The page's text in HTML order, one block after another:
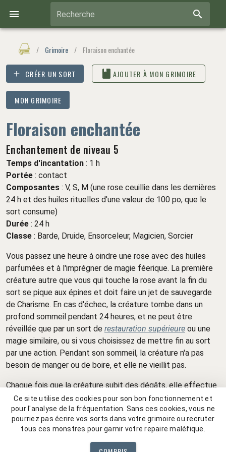
Recherche
/ Grimoire / Floraison enchantée
CRÉER UN SORT AJOUTER À MON GRIMOIRE
MON GRIMOIRE
Floraison enchantée
Enchantement de niveau 5
Temps d'incantation : 1 h
Portée : contact
Composantes : V, S, M (une rose ceuillie dans les dernières
24 h et des huiles rituelles d'une valeur de 100 po, que le
sort consume)
Durée : 24 h
Classe : Barde, Druide, Ensorceleur, Magicien, Sorcier
Vous passez une heure à oindre une rose avec des huiles
parfumées et à l'imprégner de magie féerique. La première
créature autre que vous qui touche la rose avant la fin du
sort se pique aux épines et doit faire un jet de sauvegarde
de Charisme. En cas d'échec, la créature tombe dans un
profond sommeil pendant 24 heures, et ne peut être
réveillée que par un sort de restauration supérieure ou une
magie similaire, ou si vous choisissez de mettre fin au sort
par une action. Pendant son sommeil, la créature n'a pas
besoin de manger ou de boire, et elle ne vieillit pas.
Chaque fois que la créature subit des dégâts, elle effectue
un nouveau jet de sauvegarde de Charisme. En cas de
succès, le sort prend fin pour la créature.
Source :Tome of Heroes
Ce site utilise des cookies pour son bon fonctionnement et
pour l'analyse de la fréquentation. Sans ces cookies, vous ne
pourriez pas écrire vos sorts dans votre grimoire ou recruter
tous ces monstres pour garnir votre repaire maléfique.